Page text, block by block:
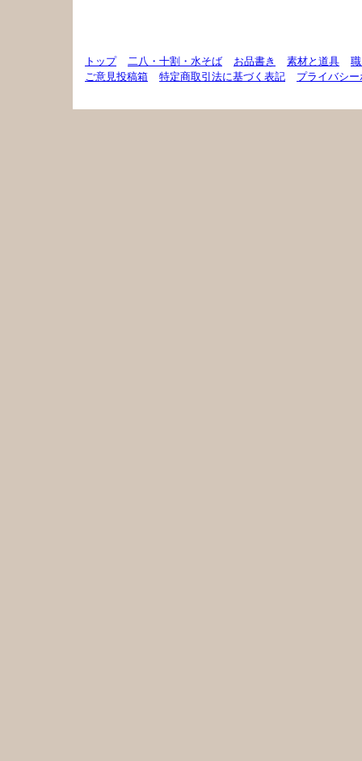
トップ 二八・十割・水そば お品書き 素材と道具
ご意見投稿箱
特定商取引法に基づく表記
プライバシ